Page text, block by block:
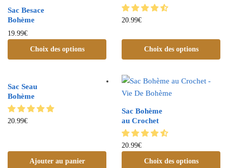
Sac Besace
Bohème
19.99€
Choix des options
20.99€
Choix des options
Sac Seau
Bohème
20.99€
Ajouter au panier
Sac Bohème
au Crochet
20.99€
Choix des options